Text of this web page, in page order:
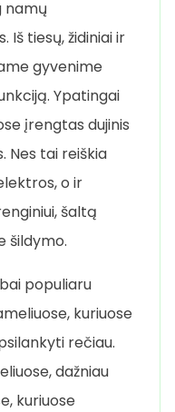
namų
Iš tiesų, židiniai ir
gyvenime
Ypatingai
įrengtas dujinis
Nes tai reiškia
o ir
šaltą
šildymo.
populiaru
kuriuose
rečiau.
dažniau
kuriuose